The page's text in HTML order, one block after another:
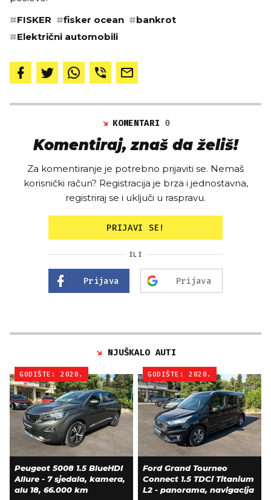
#FISKER #fisker ocean #bankrot
#Električni automobili
KOMENTARI0
Komentiraj, znaš da želiš!
Za komentiranje je potrebno prijaviti se. Nemaš
korisnički račun? Registracija je brza i jednostavna,
registriraj se i uključi u raspravu.
PRIJAVI SE!
ILI
Prijava Prijava
NJUŠKALO AUTI
GODIŠTE: 2020.
Peugeot 5008 1.5 BlueHDI
Allure - 7 sjedala, kamera,
alu 18, 66.000 km
GODIŠTE: 2020.
Ford Grand Tourneo
Connect 1.5 TDCi Titanium
L2 - panorama, navigacija